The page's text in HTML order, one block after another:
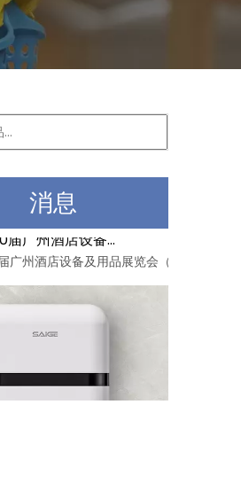
消息
赛格参加第30届广州酒店设备及用品展览会
广州酒店设备及用品展览会（12月16日